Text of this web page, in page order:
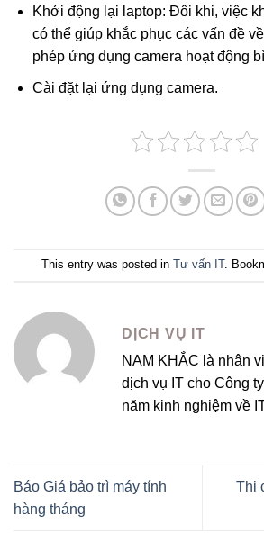
Khởi động lại laptop: Đôi khi, việc
có thể giúp khắc phục các vấn đề
phép ứng dụng camera hoạt động
Cài đặt lại ứng dụng camera.
This entry was posted in Tư vấn IT.
DỊCH VỤ IT
NAM KHẮC là nhân
dịch vụ IT cho Công
năm kinh nghiệm về
Báo Giá bảo trì máy tính
hàng tháng
Thi